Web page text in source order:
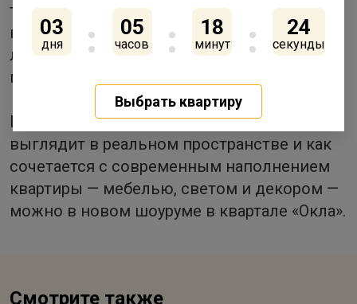
того, квартира с нейтральной
качественной отделкой остается более
ликвидным активом при возможной
перепродаже.
Посмотреть, как отделка «Бизнес»
выглядит в реальном пространстве и как
сочетается с современным наполнением
квартиры — мебелью, светом и декором —
можно в новом шоуруме в квартале «Окла».
Смотрите также
03
дня
05
часов
18
минут
24
секунды
Выбрать квартиру